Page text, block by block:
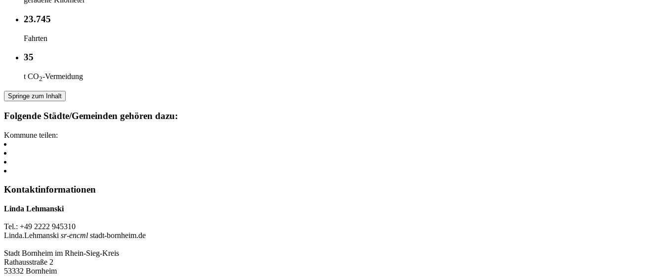
23.745
Fahrten
35
t CO2-Vermeidung
Springe zum Inhalt
Folgende Städte/Gemeinden gehören dazu:
Kommune teilen:
Kontaktinformationen
Linda Lehmanski
Tel.: +49 2222 945310
Linda.Lehmanski sr-encml stadt-bornheim.de
Stadt Bornheim im Rhein-Sieg-Kreis
Rathausstraße 2
53332 Bornheim